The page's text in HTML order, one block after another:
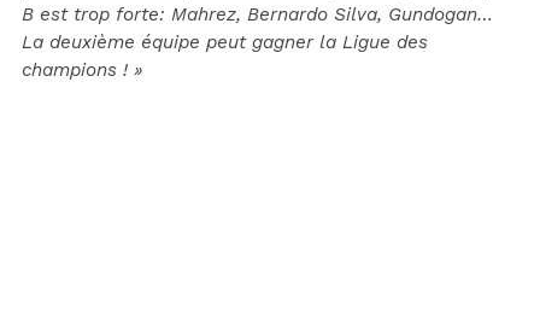
B est trop forte: Mahrez, Bernardo Silva, Gundogan…
La deuxième équipe peut gagner la Ligue des
champions ! »